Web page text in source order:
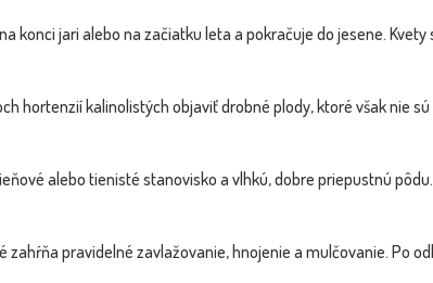
konci jari alebo na začiatku leta a pokračuje do jesene.
hortenzií kalinolistých objaviť drobné plody, ktoré však nie
alebo tienisté stanovisko a vlhkú, dobre priepustnú
zahŕňa pravidelné zavlažovanie, hnojenie a mulčovanie. Po